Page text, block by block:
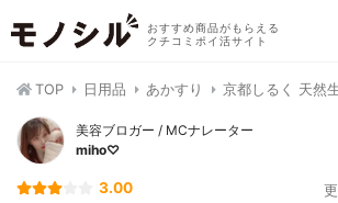
おすすめ商品がもらえる
クチコミポイ活サイト
TOP 日用品 あかすり 京都しるく 天然
︎美容ブロガー︎ / MCナレーター
miho♡
3.00